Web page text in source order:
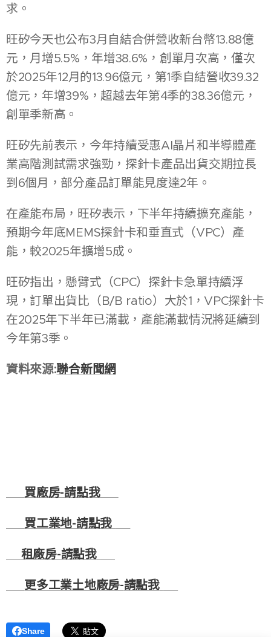
求。
旺矽今天也公布3月自結合併營收新台幣13.88億
元，月增5.5%，年增38.6%，創單月次高，僅次
於2025年12月的13.96億元，第1季自結營收39.32
億元，年增39%，超越去年第4季的38.36億元，
創單季新高。
旺矽先前表示，今年持續受惠AI晶片和半導體產
業高階測試需求強勁，探針卡產品出貨交期拉長
到6個月，部分產品訂單能見度達2年。
在產能布局，旺矽表示，下半年持續擴充產能，
預期今年底MEMS探針卡和垂直式（VPC）產
能，較2025年擴增5成。
旺矽指出，懸臂式（CPC）探針卡急單持續浮
現，訂單出貨比（B/B ratio）大於1，VPC探針卡
在2025年下半年已滿載，產能滿載情況將延續到
今年第3季。
資料來源:聯合新聞網
買廠房-請點我
買工業地-請點我
租廠房-請點我
💻更多工業土地廠房-請點我
Share